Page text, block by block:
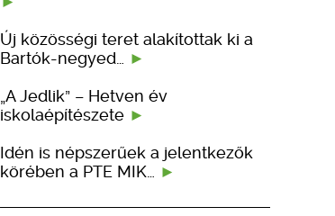
Új közösségi teret alakítottak ki a
Bartók-negyed…
„A Jedlik” – Hetven év
iskolaépítészete
Idén is népszerűek a jelentkezők
körében a PTE MIK…